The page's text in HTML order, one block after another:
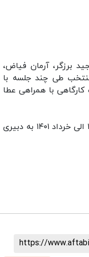
برزگر، آرمان فیاض،
طی چند جلسه با
با همراهی عطا
سیزدهمین دوره‌ جشنواره ملی دانشجویی فیلم کوتاه ‌ «سایه» از اسفند ۱۴۰۰ الی خرداد ۱۴۰۱ به دبیری
https://